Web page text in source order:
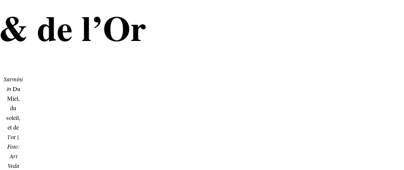
Honig, شمس & de l’Or
Sarmini
inDu
Miel,
du
soleil,
et de
l’or |
Foto:
Art
Veda